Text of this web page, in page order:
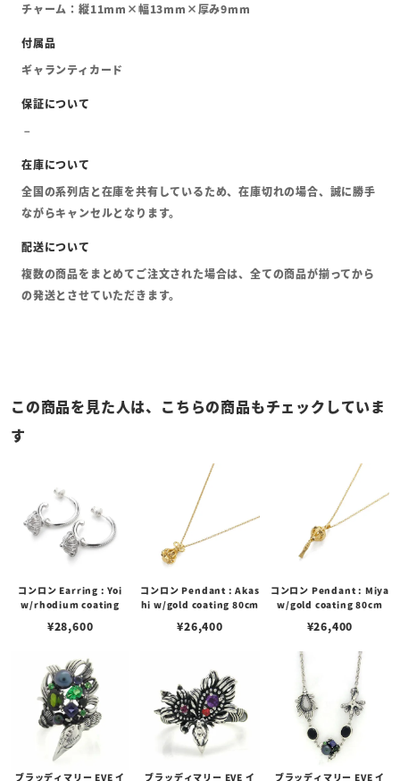
チャーム：縦11mm×幅13mm×厚み9mm
ギャランティカード
全国の系列店と在庫を共有しているため、在庫切れの場合、誠に勝手
ながらキャンセルとなります。
複数の商品をまとめてご注文された場合は、全ての商品が揃ってから
の発送とさせていただきます。
この商品を見た人は、こちらの商品もチェックしていま
す
コンロン Earring : Yoi
w/rhodium coating
¥28,600
コンロン Pendant : Akas
hi w/gold coating 80cm
¥26,400
コンロン Pendant : Miya
w/gold coating 80cm
¥26,400
ブラッディマリー EVE イ ブラッディマリー EVE イ ブラッディマリー EVE イ